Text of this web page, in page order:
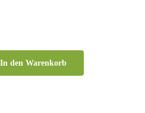
In den Warenkorb